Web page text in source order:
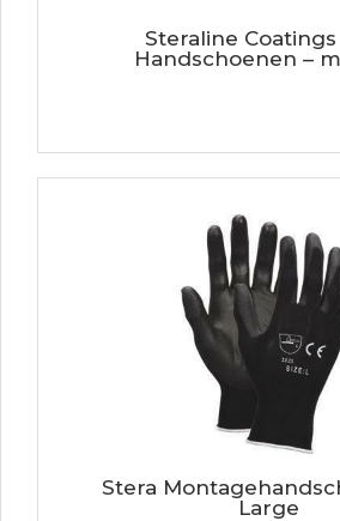
Steraline
Handschoenen –
Stera
Large